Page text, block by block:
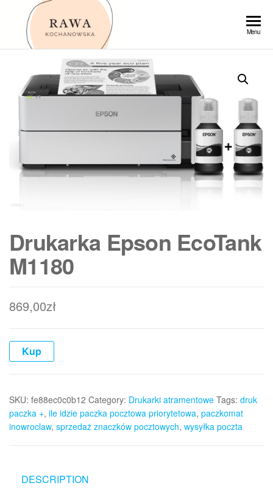
Przejdź
Menu
Drukarka Epson EcoTank
M1180
869,00zł
Kup
SKU: fe88ec0c0b12 Category: Drukarki atramentowe Tags: druk
paczka +, ile idzie paczka pocztowa priorytetowa, paczkomat
inowroclaw, sprzedaż znaczków pocztowych, wysyłka poczta
DESCRIPTION